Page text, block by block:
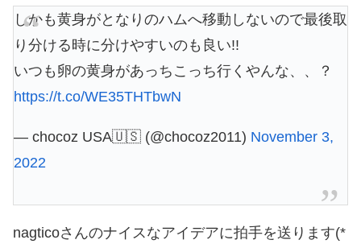
しかも黄身がとなりのハムへ移動しないので最後取
り分ける時に分けやすいのも良い!!
いつも卵の黄身があっちこっち行くやんな、、？
https://t.co/WE35THTbwN
— chocoz USA🇺🇸 (@chocoz2011) November 3,
2022
nagticoさんのナイスなアイデアに拍手を送ります(*